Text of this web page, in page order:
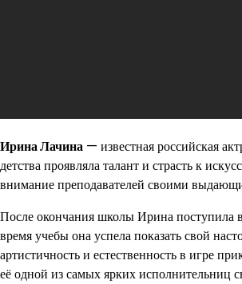
Ирина Лачина — известная российская
детства проявляла талант и страсть к
внимание преподавателей своими
После окончания школы Ирина поступила
время учебы она успела показать свой
артистичность и естественность в игре
её одной из самых ярких исполнительниц